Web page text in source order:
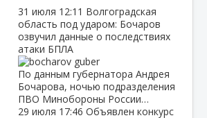
31 июля 12:11 Волгоградская
область под ударом: Бочаров
озвучил данные о последствиях
атаки БПЛА
По данным губернатора Андрея
Бочарова, ночью подразделения
ПВО Минобороны России…
29 июля 17:46 Объявлен конкурс